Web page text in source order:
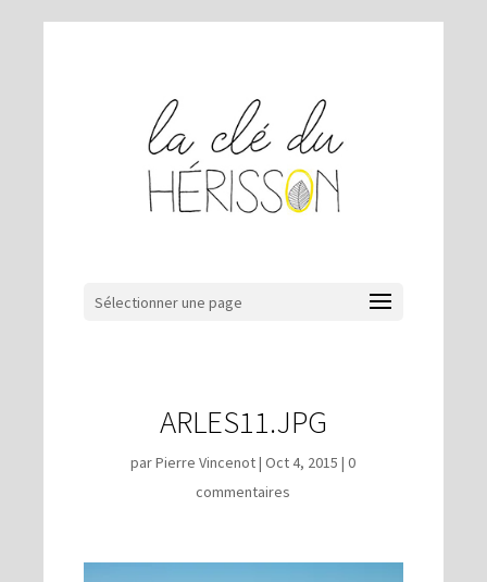
Sélectionner une page
ARLES11.JPG
parPierre Vincenot|Oct 4, 2015 |0
commentaires